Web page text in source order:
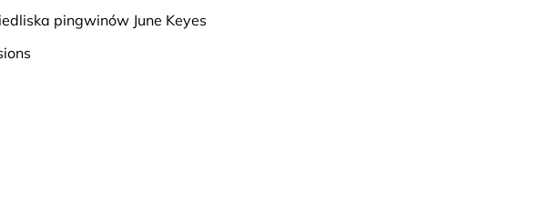
pingwinów June Keyes